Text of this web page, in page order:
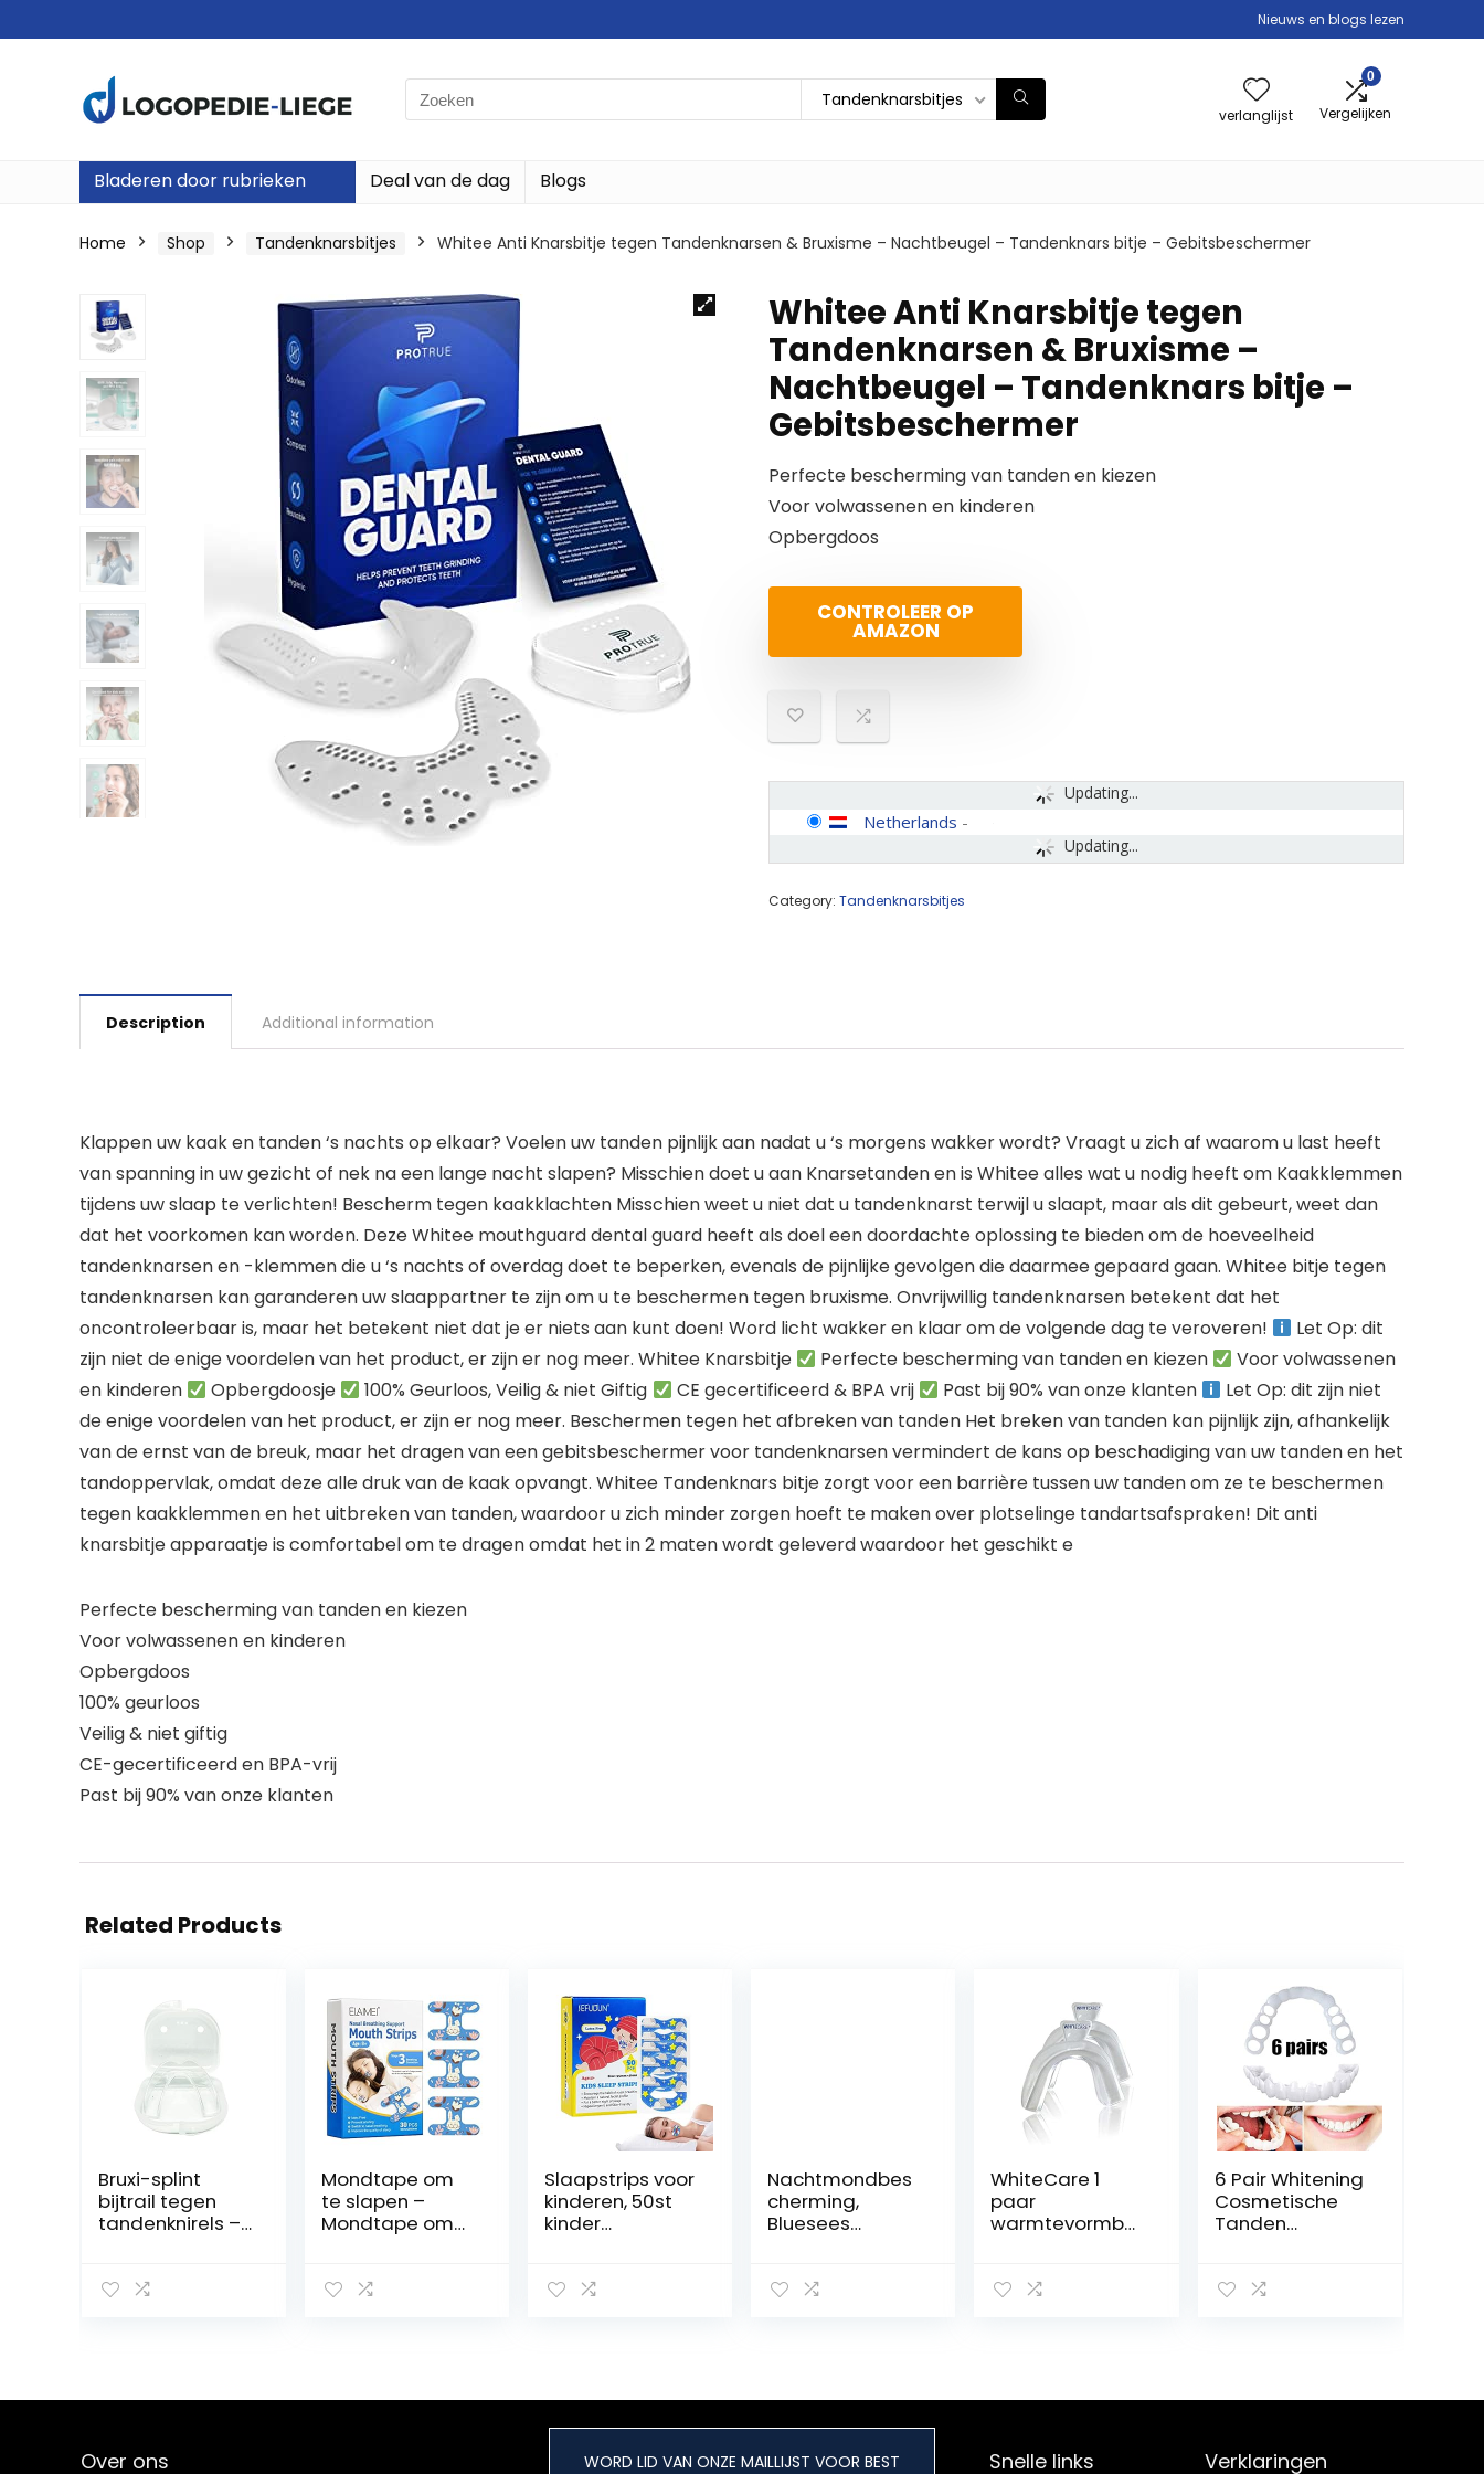
Nieuws en blogs lezen
Search
for:
Tandenknarsbitjes
verlanglijst
0
Vergelijken
Bladeren door rubrieken Deal van de dag Blogs
Home Shop Tandenknarsbitjes Whitee Anti Knarsbitje tegen Tandenknarsen & Bruxisme – Nachtbeugel – Tandenknars bitje – Gebitsbeschermer
Whitee Anti Knarsbitje tegen
Tandenknarsen & Bruxisme –
Nachtbeugel – Tandenknars bitje –
Gebitsbeschermer
Perfecte bescherming van tanden en kiezen
Voor volwassenen en kinderen
Opbergdoos
CONTROLEER OP
AMAZON
Updating...
Updating...
Netherlands -
Category: Tandenknarsbitjes
Description Additional information
Klappen uw kaak en tanden ‘s nachts op elkaar? Voelen uw tanden pijnlijk aan nadat u ‘s morgens wakker wordt? Vraagt u zich af waarom u last heeft
van spanning in uw gezicht of nek na een lange nacht slapen? Misschien doet u aan Knarsetanden en is Whitee alles wat u nodig heeft om Kaakklemmen
tijdens uw slaap te verlichten! Bescherm tegen kaakklachten Misschien weet u niet dat u tandenknarst terwijl u slaapt, maar als dit gebeurt, weet dan
dat het voorkomen kan worden. Deze Whitee mouthguard dental guard heeft als doel een doordachte oplossing te bieden om de hoeveelheid
tandenknarsen en -klemmen die u ‘s nachts of overdag doet te beperken, evenals de pijnlijke gevolgen die daarmee gepaard gaan. Whitee bitje tegen
tandenknarsen kan garanderen uw slaappartner te zijn om u te beschermen tegen bruxisme. Onvrijwillig tandenknarsen betekent dat het
oncontroleerbaar is, maar het betekent niet dat je er niets aan kunt doen! Word licht wakker en klaar om de volgende dag te veroveren!
Let Op: dit
zijn niet de enige voordelen van het product, er zijn er nog meer. Whitee Knarsbitje
Perfecte bescherming van tanden en kiezen
Voor volwassenen
en kinderen
Opbergdoosje 100% Geurloos, Veilig & niet Giftig CE gecertificeerd & BPA vrij Past bij 90% van onze klanten
Let Op: dit zijn niet
de enige voordelen van het product, er zijn er nog meer. Beschermen tegen het afbreken van tanden Het breken van tanden kan pijnlijk zijn, afhankelijk
van de ernst van de breuk, maar het dragen van een gebitsbeschermer voor tandenknarsen vermindert de kans op beschadiging van uw tanden en het
tandoppervlak, omdat deze alle druk van de kaak opvangt. Whitee Tandenknars bitje zorgt voor een barrière tussen uw tanden om ze te beschermen
tegen kaakklemmen en het uitbreken van tanden, waardoor u zich minder zorgen hoeft te maken over plotselinge tandartsafspraken! Dit anti
knarsbitje apparaatje is comfortabel om te dragen omdat het in 2 maten wordt geleverd waardoor het geschikt e
Perfecte bescherming van tanden en kiezen
Voor volwassenen en kinderen
Opbergdoos
100% geurloos
Veilig & niet giftig
CE-gecertificeerd en BPA-vrij
Past bij 90% van onze klanten
Related Products
Bruxi-splint
bijtrail tegen
tandenknirels –
voor tand- en
incl. opbergdoos
Mondtape om
te slapen –
Mondtape om
volwassenen en
Verbeter uw
Slaapstrips voor
kinderen, 50st
kinder
kinderen die
snurken Helpt bij
het slapen
mond te
Nachtmondbes
cherming,
Bluesees
rs voor TMJ,
set = 8 stuks)
WhiteCare 1
paar
warmtevormbar
bovenste
water aan
6 Pair Whitening
Cosmetische
Tanden
Facings
Over ons WORD LID VAN ONZE MAILLIJST VOOR BEST Snelle links Verklaringen